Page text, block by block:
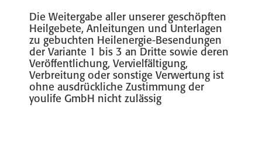
Die Weitergabe aller unserer geschöpften
Heilgebete, Anleitungen und Unterlagen
zu gebuchten Heilenergie-Besendungen
der Variante 1 bis 3 an Dritte sowie deren
Veröffentlichung, Vervielfältigung,
Verbreitung oder sonstige Verwertung ist
ohne ausdrückliche Zustimmung der
youlife GmbH nicht zulässig